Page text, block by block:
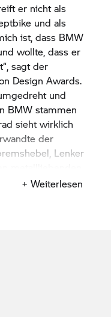
er nicht als
und als
ist, dass BMW
wollte, dass er
sagt der
Design Awards.
und
BMW stammen
sieht wirklich
der
Lenker
Elektronik, dem
Customizer. „Ich
+ Weiterlesen